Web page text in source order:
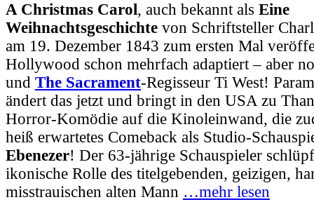
A Christmas Carol, auch bekannt als Eine
Weihnachtsgeschichte von Schriftsteller
am 19. Dezember 1843 zum ersten Mal
Hollywood schon mehrfach adaptiert – aber
und The Sacrament-Regisseur Ti West!
ändert das jetzt und bringt in den USA zu
Horror-Komödie auf die Kinoleinwand, die
heiß erwartetes Comeback als Studio-
Ebenezer! Der 63-jährige Schauspieler
ikonische Rolle des titelgebenden, geizigen,
misstrauischen alten Mann …mehr lesen